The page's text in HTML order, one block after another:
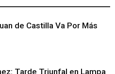
de Castilla Va Por Más
Tarde Triunfal en Lampa